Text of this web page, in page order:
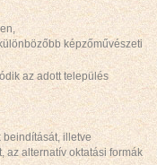
képzőművészeti
az adott település
beindítását, illetve
az alternatív oktatási formák